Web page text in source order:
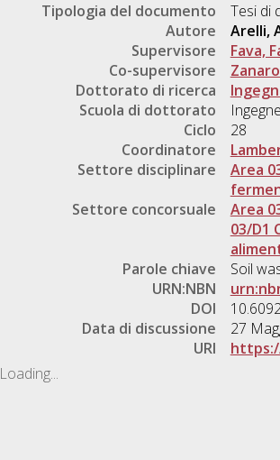
Tipologia del documento
Tesi di
Autore
Arelli,
Supervisore
Fava,
Co-supervisore
Dottorato di ricerca
Scuola di dottorato
Ciclo
28
Coordinatore
Settore disciplinare
Area
Settore concorsuale
Area
03/D1
Parole chiave
Soil
URN:NBN
DOI
Data di discussione
27
URI
Loading...